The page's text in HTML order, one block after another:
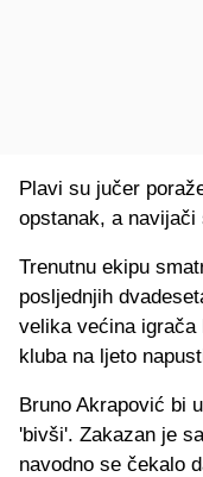
Plavi su jučer
opstanak, a navijači
Trenutnu ekipu
posljednjih
velika većina igrača
kluba na ljeto
Bruno Akrapović bi
'bivši'. Zakazan je
navodno se čekalo